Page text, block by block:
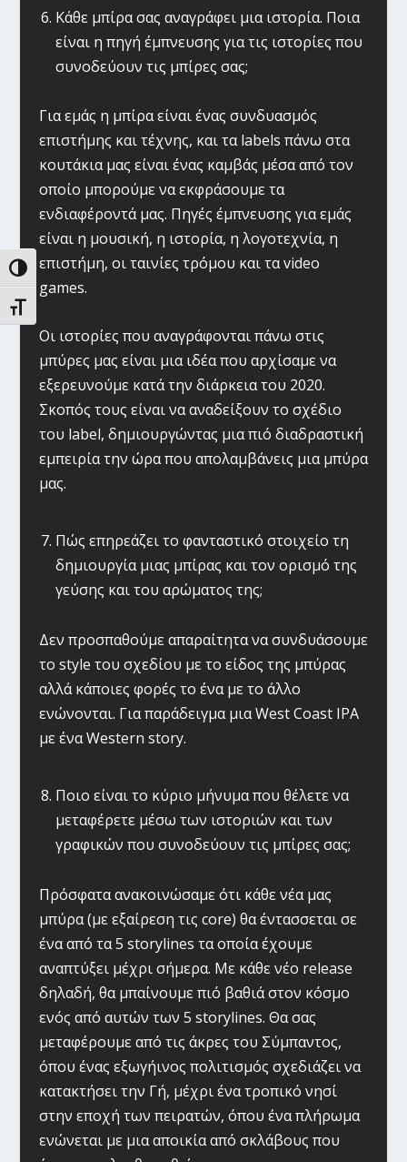
ΕΝΑΛΛΑΓΉ ΥΨΗΛΉΣ ΑΝΤΊΘΕΣΗΣ
ΕΝΑΛΛΑΓΉ ΜΕΓΈΘΟΥΣ ΓΡΑΜΜΆΤΩΝ
Κάθε μπίρα σας αναγράφει μια ιστορία. Ποια
είναι η πηγή έμπνευσης για τις ιστορίες που
συνοδεύουν τις μπίρες σας;
Για εμάς η μπίρα είναι ένας συνδυασμός
επιστήμης και τέχνης, και τα labels πάνω στα
κουτάκια μας είναι ένας καμβάς μέσα από τον
οποίο μπορούμε να εκφράσουμε τα
ενδιαφέροντά μας. Πηγές έμπνευσης για εμάς
είναι η μουσική, η ιστορία, η λογοτεχνία, η
επιστήμη, οι ταινίες τρόμου και τα video
games.
Οι ιστορίες που αναγράφονται πάνω στις
μπύρες μας είναι μια ιδέα που αρχίσαμε να
εξερευνούμε κατά την διάρκεια του 2020.
Σκοπός τους είναι να αναδείξουν το σχέδιο
του label, δημιουργώντας μια πιό διαδραστική
εμπειρία την ώρα που απολαμβάνεις μια μπύρα
μας.
Πώς επηρεάζει το φανταστικό στοιχείο τη
δημιουργία μιας μπίρας και τον ορισμό της
γεύσης και του αρώματος της;
Δεν προσπαθούμε απαραίτητα να συνδυάσουμε
το style του σχεδίου με το είδος της μπύρας
αλλά κάποιες φορές το ένα με το άλλο
ενώνονται. Για παράδειγμα μια West Coast IPA
με ένα Western story.
Ποιο είναι το κύριο μήνυμα που θέλετε να
μεταφέρετε μέσω των ιστοριών και των
γραφικών που συνοδεύουν τις μπίρες σας;
Πρόσφατα ανακοινώσαμε ότι κάθε νέα μας
μπύρα (με εξαίρεση τις core) θα έντασσεται σε
ένα από τα 5 storylines τα οποία έχουμε
αναπτύξει μέχρι σήμερα. Με κάθε νέο release
δηλαδή, θα μπαίνουμε πιό βαθιά στον κόσμο
ενός από αυτών των 5 storylines. Θα σας
μεταφέρουμε από τις άκρες του Σύμπαντος,
όπου ένας εξωγήινος πολιτισμός σχεδιάζει να
κατακτήσει την Γή, μέχρι ένα τροπικό νησί
στην εποχή των πειρατών, όπου ένα πλήρωμα
ενώνεται με μια αποικία από σκλάβους που